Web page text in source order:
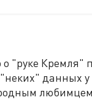
"руке Кремля"
данных у